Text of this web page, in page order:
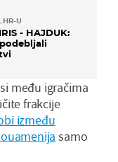
U
- HAJDUK:
među igračima
frakcije
između
samo